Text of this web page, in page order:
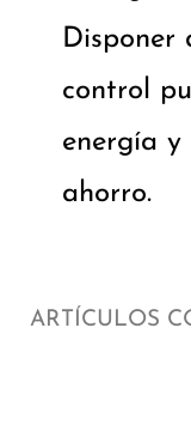
Disponer
control
energía
ahorro.
ARTÍCULOS